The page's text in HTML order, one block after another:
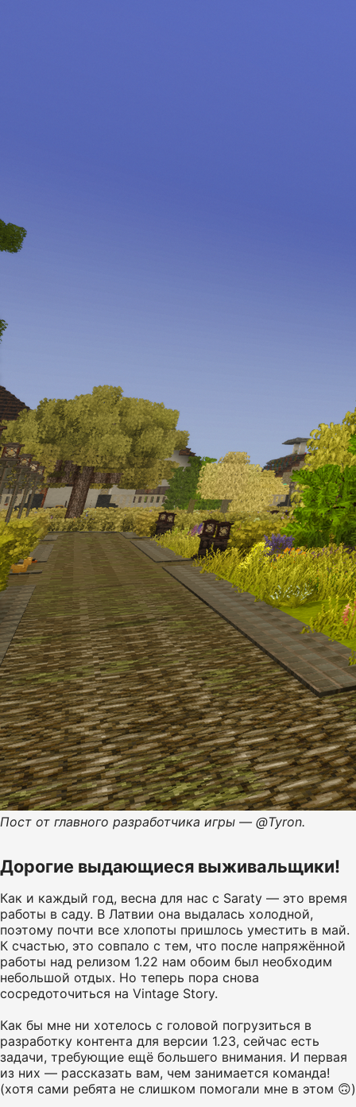
Пост от главного разработчика игры — @Tyron.
Дорогие выдающиеся выживальщики!
Как и каждый год, весна для нас с Saraty — это время
работы в саду. В Латвии она выдалась холодной,
поэтому почти все хлопоты пришлось уместить в май.
К счастью, это совпало с тем, что после напряжённой
работы над релизом 1.22 нам обоим был необходим
небольшой отдых. Но теперь пора снова
сосредоточиться на Vintage Story.
Как бы мне ни хотелось с головой погрузиться в
разработку контента для версии 1.23, сейчас есть
задачи, требующие ещё большего внимания. И первая
из них — рассказать вам, чем занимается команда!
(хотя сами ребята не слишком помогали мне в этом 🙃)